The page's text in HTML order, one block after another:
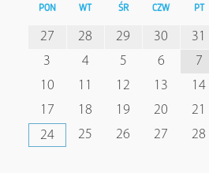
PON WT ŚR CZW PT
27 28 29 30 31
3
4 5 6 7
10
11 12 13 14
17
18 19 20 21
24
25 26 27 28